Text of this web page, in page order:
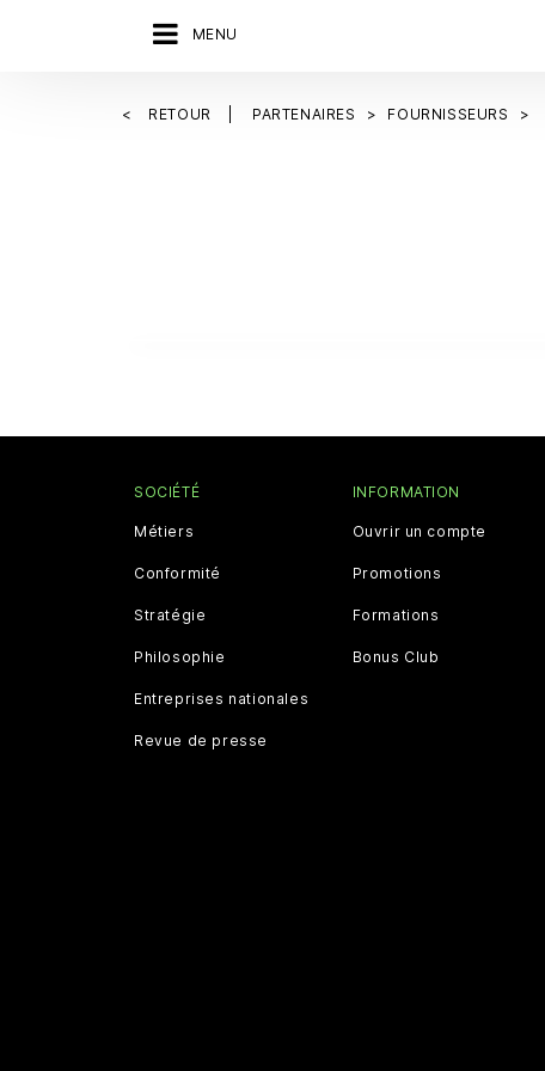
MENU
RETOUR PARTENAIRES FOURNISSEURS
SOCIÉTÉ
Métiers
Conformité
Stratégie
Philosophie
Entreprises nationales
Revue de presse
INFORMATION
Ouvrir un compte
Promotions
Formations
Bonus Club